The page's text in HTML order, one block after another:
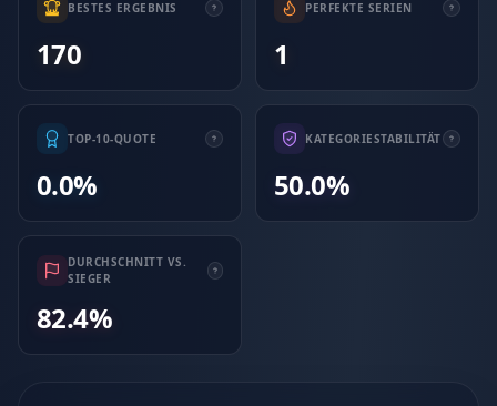
BESTES ERGEBNIS
170
PERFEKTE SERIEN
1
TOP-10-QUOTE
0.0%
KATEGORIESTABILITÄT
50.0%
DURCHSCHNITT VS.
SIEGER
82.4%